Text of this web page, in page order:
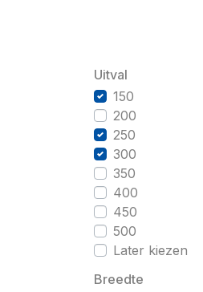
Uitval
150
200
250
300
350
400
450
500
Later kiezen
Breedte